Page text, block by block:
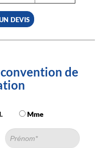
devis
de
Mme